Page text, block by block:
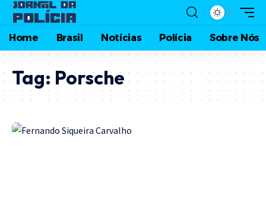
Home Brasil Notícias Polícia Sobre Nós
Tag: Porsche